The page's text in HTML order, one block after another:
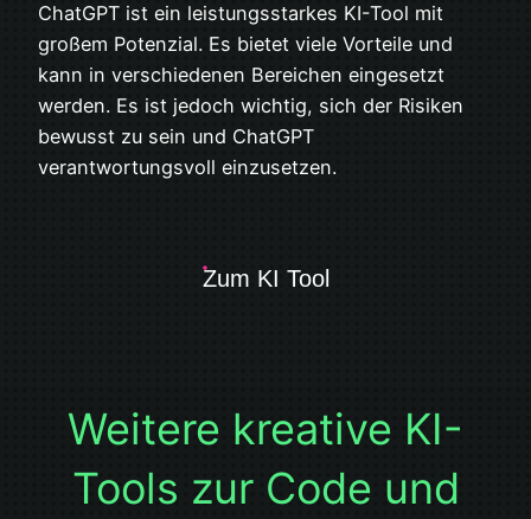
ChatGPT ist ein leistungsstarkes KI-Tool mit
großem Potenzial. Es bietet viele Vorteile und
kann in verschiedenen Bereichen eingesetzt
werden. Es ist jedoch wichtig, sich der Risiken
bewusst zu sein und ChatGPT
verantwortungsvoll einzusetzen.
Zum KI Tool
Weitere kreative KI-
Tools zur Code und